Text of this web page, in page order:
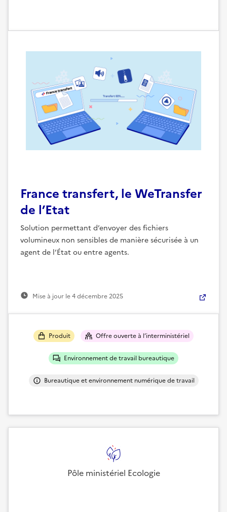
France transfert, le WeTransfer
de l’Etat
Solution permettant d’envoyer des fichiers
volumineux non sensibles de manière sécurisée à un
agent de l’État ou entre agents.
Mise à jour le4 décembre 2025
Produit Offre ouverte à l’interministériel
Environnement de travail bureautique
Bureautique et environnement numérique de travail
Pôle ministériel Ecologie